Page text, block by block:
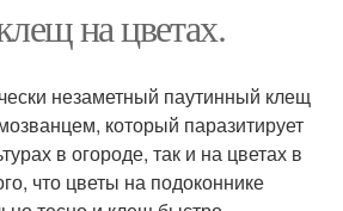
на цветах.
незаметный паутинный клещ
который паразитирует
в огороде, так и на цветах в
что цветы на подоконнике